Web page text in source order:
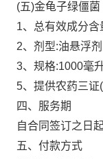
(五)金龟子绿僵菌
1、总有效成分
2、剂型:油悬浮
3、规格:1000毫
5、提供农药三
四、服务期
自合同签订之日
五、付款方式